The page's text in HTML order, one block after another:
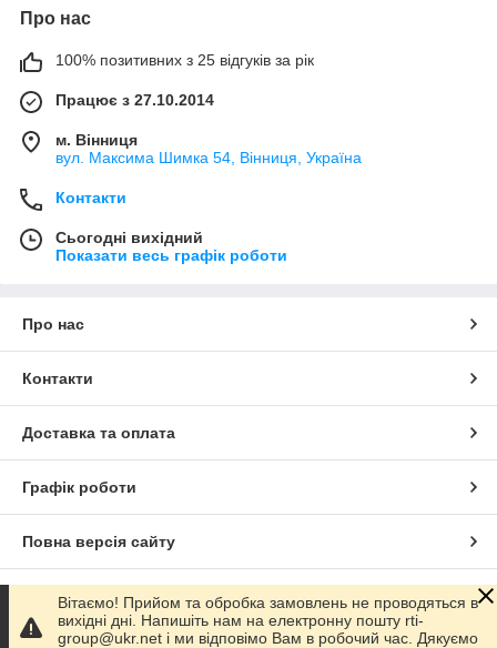
Про нас
100% позитивних з 25 відгуків за рік
Працює з 27.10.2014
м. Вінниця
вул. Максима Шимка 54, Вінниця, Україна
Контакти
Сьогодні вихідний
Показати весь графік роботи
Про нас
Контакти
Доставка та оплата
Графік роботи
Повна версія сайту
Сайт створено на маркетплейсі
Вітаємо! Прийом та обробка замовлень не проводяться в
вихідні дні. Напишіть нам на електронну пошту rti-
group@ukr.net і ми відповімо Вам в робочий час. Дякуємо